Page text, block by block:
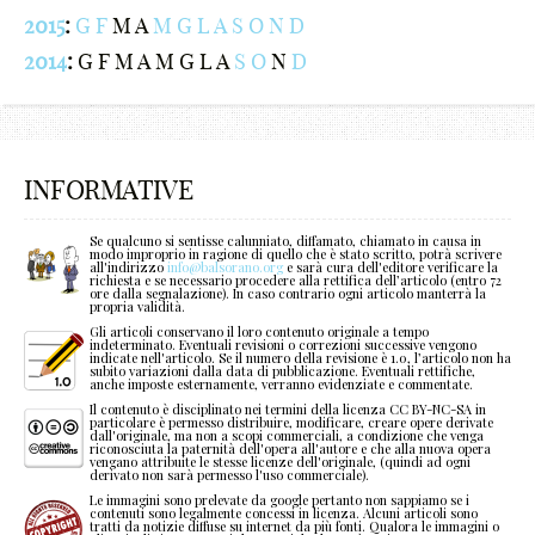
e
f
g
i
j
k
l
m
n
o
;
:
[
{
}
<
>
/
?
.
;
:
[
{
}
<
>
/
?
.
{
}
<
/
?
.
,
a
b
c
A
B
C
E
F
G
H
I
J
K
}
<
>
?
.
,
a
b
c
d
/
?
.
a
b
c
d
e
f
g
)
;
:
{
}
<
>
/
?
2015: G FMAM G LA S ON D
2014: G FMAM G LA S ON D
INFORMATIVE
Se qualcuno si sentisse calunniato, diffamato, chiamato in causa in
modo improprio in ragione di quello che è stato scritto, potrà scrivere
all'indirizzoinfo@balsorano.org e sarà cura dell'editore verificare la
richiesta e se necessario procedere alla rettifica dell’articolo (entro 72
ore dalla segnalazione). In caso contrario ogni articolo manterrà la
propria validità.
Gli articoli conservano il loro contenuto originale a tempo
indeterminato. Eventuali revisioni o correzioni successive vengono
indicate nell'articolo. Se il numero della revisione è 1.0, l’articolo non ha
subito variazioni dalla data di pubblicazione. Eventuali rettifiche,
anche imposte esternamente, verranno evidenziate e commentate.
Il contenuto è disciplinato nei termini della licenza CC BY-NC-SA in
particolare è permesso distribuire, modificare, creare opere derivate
dall'originale, ma non a scopi commerciali, a condizione che venga
riconosciuta la paternità dell'opera all'autore e che alla nuova opera
vengano attribuite le stesse licenze dell'originale, (quindi ad ogni
derivato non sarà permesso l'uso commerciale).
Le immagini sono prelevate da google pertanto non sappiamo se i
contenuti sono legalmente concessi in licenza. Alcuni articoli sono
tratti da notizie diffuse su internet da più fonti. Qualora le immagini o